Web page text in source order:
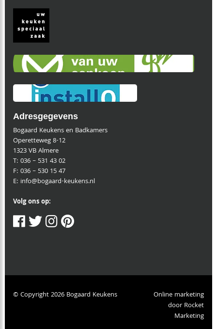
Adresgegevens
Bogaard Keukens en Badkamers
Operetteweg 8-12
1323 VB Almere
T:036 – 531 43 02
F:036 – 530 15 47
E: info@bogaard-keukens.nl
Volg ons op:
© Copyright 2026 Bogaard Keukens
Online marketing
door Rocket
Marketing